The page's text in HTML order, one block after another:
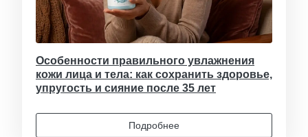
Особенности правильного увлажнения
кожи лица и тела: как сохранить здоровье,
упругость и сияние после 35 лет
Подробнее